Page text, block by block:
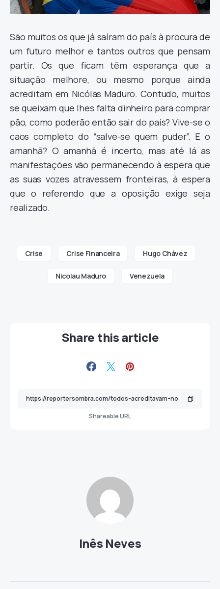
São muitos os que já saíram do país à procura de
um futuro melhor e tantos outros que pensam
partir. Os que ficam têm esperança que a
situação melhore, ou mesmo porque ainda
acreditam em Nicólas Maduro. Contudo, muitos
se queixam que lhes falta dinheiro para comprar
pão, como poderão então sair do país? Vive-se o
caos completo do “salve-se quem puder”. E o
amanhã? O amanhã é incerto, mas até lá as
manifestações vão permanecendo à espera que
as suas vozes atravessem fronteiras, à espera
que o referendo que a oposição exige seja
realizado.
Crise Crise Financeira Hugo Chávez
Nicolau Maduro Venezuela
Share this article
Shareable URL
Inês Neves